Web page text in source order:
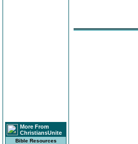
More From
ChristiansUnite
Bible Resources